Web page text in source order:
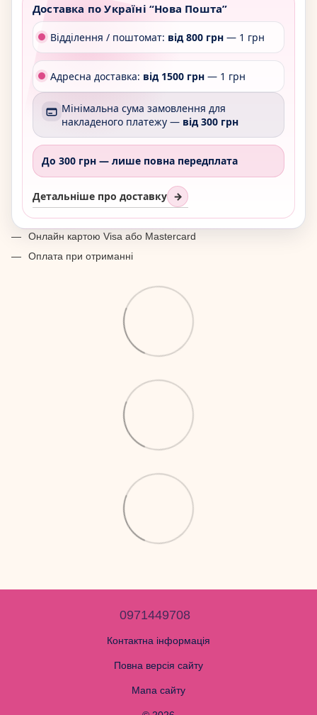
Доставка по Україні “Нова Пошта”
Відділення / поштомат: від 800 грн — 1 грн
Адресна доставка: від 1500 грн — 1 грн
Мінімальна сума замовлення для
накладеного платежу — від 300 грн
До 300 грн — лише повна передплата
Детальніше про доставку →
Онлайн картою Visa або Mastercard
Оплата при отриманні
0971449708
Контактна інформація
Повна версія сайту
Мапа сайту